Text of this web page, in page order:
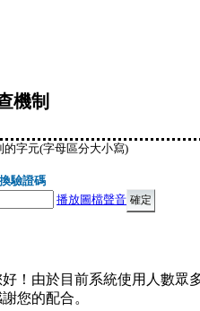
機制
字元(字母區分大小寫)
驗證碼
播放圖檔聲音
！由於目前系統使用人數眾
您的配合。